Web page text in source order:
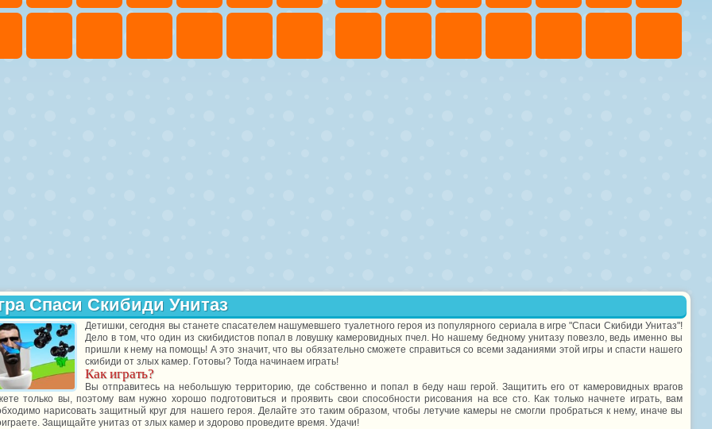
Спаси Скибиди Унитаз
Детишки, сегодня вы станете спасателем нашумевшего туалетного героя из популярного сериала в игре "Спаси Скибиди Унитаз"!
Дело в том, что один из скибидистов попал в ловушку камеровидных пчел. Но нашему бедному унитазу повезло, ведь именно вы
пришли к нему на помощь! А это значит, что вы обязательно сможете справиться со всеми заданиями этой игры и спасти нашего
скибиди от злых камер. Готовы? Тогда начинаем играть!
Как играть?
Вы отправитесь на небольшую территорию, где собственно и попал в беду наш герой. Защитить его от камеровидных врагов
только вы, поэтому вам нужно хорошо подготовиться и проявить свои способности рисования на все сто. Как только начнете играть, вам
нарисовать защитный круг для нашего героя. Делайте это таким образом, чтобы летучие камеры не смогли пробраться к нему, иначе вы
Защищайте унитаз от злых камер и здорово проведите время. Удачи!